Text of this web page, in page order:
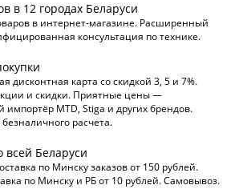
в 12 городах Беларуси
в интернет-магазине. Расширенный
консультация по технике.
дисконтная карта со скидкой 3, 5 и 7%.
и скидки. Приятные цены —
MTD, Stiga и других брендов.
расчета.
всей Беларуси
по Минску заказов от 150 рублей.
по Минску и РБ от 10 рублей. Самовывоз.